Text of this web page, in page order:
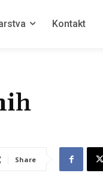
Kontakt
Share